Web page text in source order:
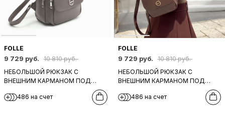
FOLLE
9 729 руб.
10 810 руб.
НЕБОЛЬШОЙ РЮКЗАК С
ВНЕШНИМ КАРМАНОМ ПОД
НАТУРАЛЬНОЙ КОЖИ СЕРОГО
486 на счет
FOLLE
9 729 руб.
10 810 руб.
НЕБОЛЬШОЙ РЮКЗАК С
ВНЕШНИМ КАРМАНОМ ПОД
НАТУРАЛЬНОЙ КОЖИ
486 на счет